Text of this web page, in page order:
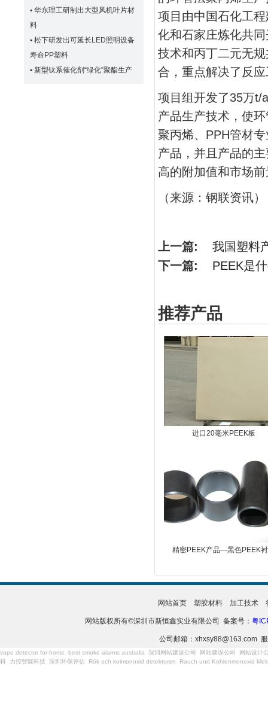
▪ 华东理工研制出大型风机叶片材
料
▪ 松下研发出可延长LED照明设备
寿命PP塑料
▪ 新型钛系催化剂“绿化”聚酯生产
项目由中国石化工
化和石家庄炼化共
技术和丙丁二元无
合，重点解决了反
项目组开发了35万t/
产品生产技术，使
聚丙烯、PPH管材
产品，并且产品的
高的附加值和市场
（来源：钢联资讯）
上一篇: 我国塑料
下一篇: PEEK是
推荐产品
进口20毫米PEEK板
精密PEEK产品—黑色PEEK
网站首页 塑胶材料 加工技术
网站版权所有©深圳市新恒鑫实业有限公司 备案号： 粤
公司邮箱：xhxsy88@163.com
vape detector for home best smoke alarms australia 深圳网站建设公司 网站建设公司
网站设计
科
力控智能科技 深圳环保评估 Rök och kolmonoxid detektoren Rauch und Kohlenmonoxid